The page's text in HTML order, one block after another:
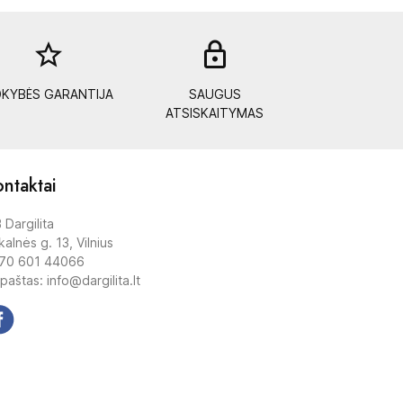
star_border
GARANTIJA
SAUGUS
ATSISKAITYMAS
Dargilita
g. 13, Vilnius
601 44066
info@dargilita.lt